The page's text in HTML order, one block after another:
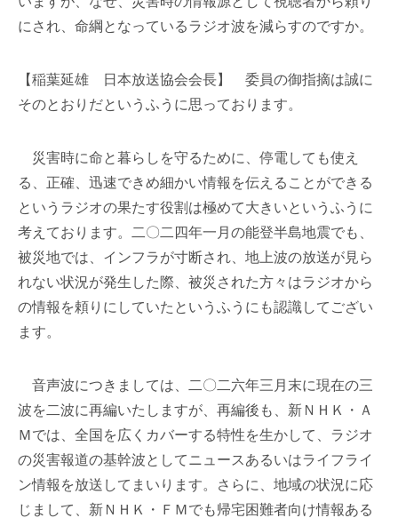
にされ、命綱となっているラジオ波を減らすのですか。
【稲葉延雄 日本放送協会会長】 委員の御指摘は誠に
そのとおりだというふうに思っております。
災害時に命と暮らしを守るために、停電しても使え
る、正確、迅速できめ細かい情報を伝えることができる
というラジオの果たす役割は極めて大きいというふうに
考えております。二〇二四年一月の能登半島地震でも、
被災地では、インフラが寸断され、地上波の放送が見ら
れない状況が発生した際、被災された方々はラジオから
の情報を頼りにしていたというふうにも認識してござい
ます。
音声波につきましては、二〇二六年三月末に現在の三
波を二波に再編いたしますが、再編後も、新ＮＨＫ・Ａ
Ｍでは、全国を広くカバーする特性を生かして、ラジオ
の災害報道の基幹波としてニュースあるいはライフライ
ン情報を放送してまいります。さらに、地域の状況に応
じまして、新ＮＨＫ・ＦＭでも帰宅困難者向け情報ある